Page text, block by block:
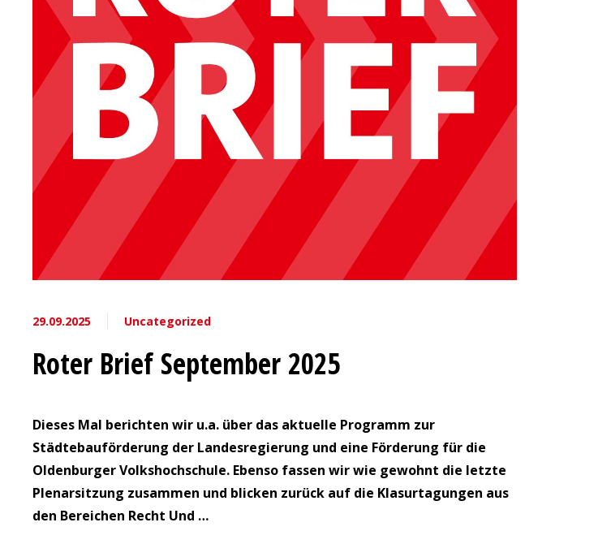
29.09.2025 Uncategorized
Roter Brief September 2025
Dieses Mal berichten wir u.a. über das aktuelle Programm zur
Städtebauförderung der Landesregierung und eine Förderung für die
Oldenburger Volkshochschule. Ebenso fassen wir wie gewohnt die letzte
Plenarsitzung zusammen und blicken zurück auf die Klasurtagungen aus
den Bereichen Recht Und …